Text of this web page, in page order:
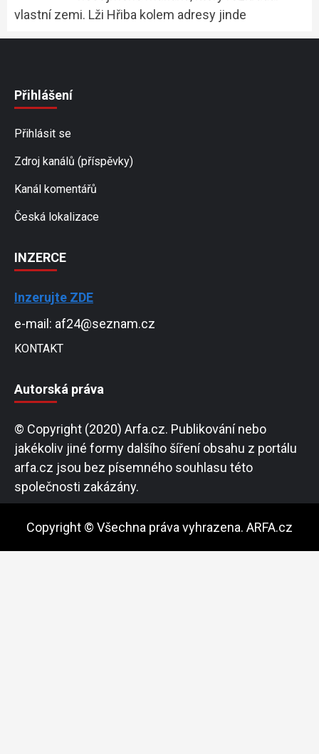
vlastní zemi. Lži Hřiba kolem adresy jinde
Přihlášení
Přihlásit se
Zdroj kanálů (příspěvky)
Kanál komentářů
Česká lokalizace
INZERCE
Inzerujte ZDE
e-mail: af24@seznam.cz
KONTAKT
Autorská práva
© Copyright (2020) Arfa.cz. Publikování nebo
jakékoliv jiné formy dalšího šíření obsahu z portálu
arfa.cz jsou bez písemného souhlasu této
společnosti zakázány.
Copyright © Všechna práva vyhrazena. ARFA.cz